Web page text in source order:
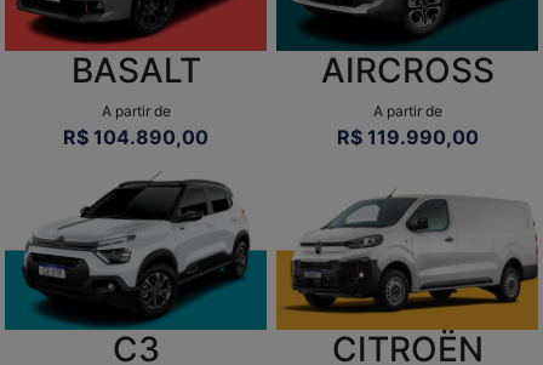
VISITE NOSSA CONCESSIONÁRIA
Selecionar uma loja
CHAMPION CITROËN SIA
Setor de Postos e Motéis Sul I (Lado par), Lote 2, EPIA SUL
UNID 1 - Candangolândia
Brasília - Distrito Federal
Como chegar